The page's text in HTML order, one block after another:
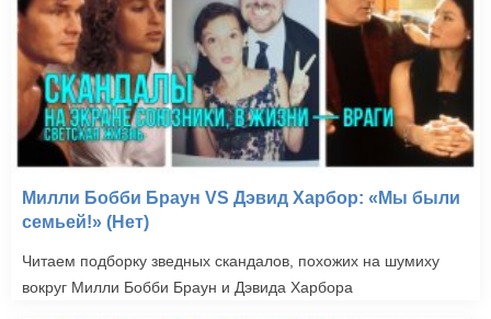
Милли Бобби Браун VS Дэвид Харбор: «Мы были
семьей!» (Нет)
Читаем подборку зведных скандалов, похожих на шумиху
вокруг Милли Бобби Браун и Дэвида Харбора